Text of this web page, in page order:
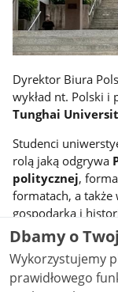
Dyrektor Biura
wykład nt. Polski
Tunghai
Studenci
rolą jaką odgrywa
politycznej,
formatach, a także
gospodarka i
Zdjęcia (3)
Dbamy o
Wykorzystujemy
prawidłowego